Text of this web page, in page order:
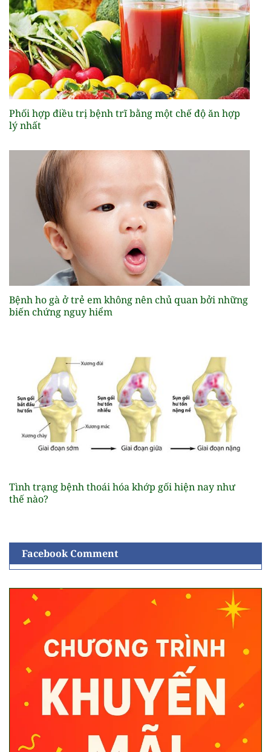
Phối hợp điều trị bệnh trĩ bằng một chế độ ăn hợp
lý nhất
Bệnh ho gà ở trẻ em không nên chủ quan bởi những
biến chứng nguy hiểm
Tình trạng bệnh thoái hóa khớp gối hiện nay như
thế nào?
Facebook Comment